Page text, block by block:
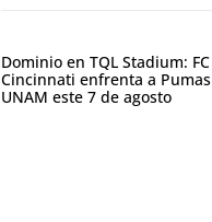
Dominio en TQL Stadium: FC
Cincinnati enfrenta a Pumas
UNAM este 7 de agosto